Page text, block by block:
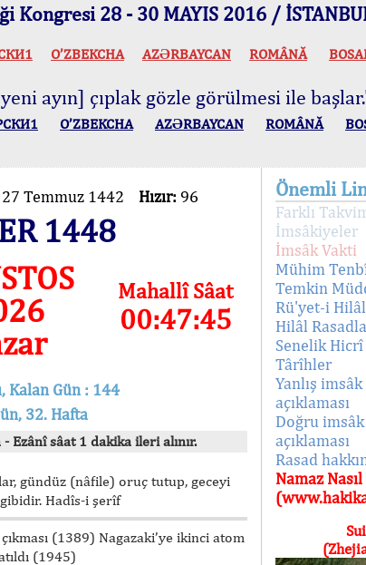
28 - 30 MAYIS 2016 /
O’ZBEKCHA AZӘRBAYCAN ROMÂNĂ
ayın] çıplak gözle görülmesi ile
O’ZBEKCHA AZӘRBAYCAN ROMÂNĂ
27 Temmuz 1442 Hızır: 96
1448
Mahallî Sâat
00:47:45
Kalan Gün : 144
32. Hafta
Ezânî sâat 1 dakika ileri alınır.
gündüz (nâfile) oruç tutup, geceyi
Hadîs-i şerîf
çıkması (1389) Nagazaki’ye ikinci atom
(1945)
Önemli
Farklı
İmsâkiyeler
İmsâk Vakti
Mühim
Temkin
Rü'yet-i Hilâl
Hilâl
Senelik
Târîhler
Yanlış
açıklaması
Doğru
açıklaması
Rasad
Namaz Nasıl